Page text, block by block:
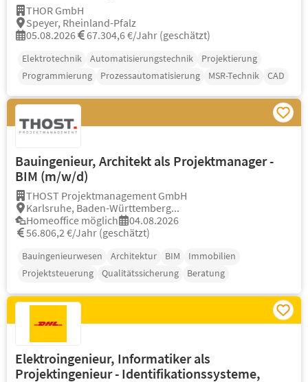
THOR GmbH
Speyer, Rheinland-Pfalz
05.08.2026
67.304,6 €/Jahr (geschätzt)
Elektrotechnik Automatisierungstechnik
Projektierung
Programmierung
Prozessautomatisierung MSR-Technik CAD
Bauingenieur, Architekt als Projektmanager -
BIM (m/w/d)
THOST Projektmanagement GmbH
Karlsruhe, Baden-Württemberg...
Homeoffice möglich
04.08.2026
56.806,2 €/Jahr (geschätzt)
Bauingenieurwesen Architektur BIM
Immobilien
Projektsteuerung
Qualitätssicherung Beratung
Elektroingenieur, Informatiker als
Projektingenieur - Identifikationssysteme,